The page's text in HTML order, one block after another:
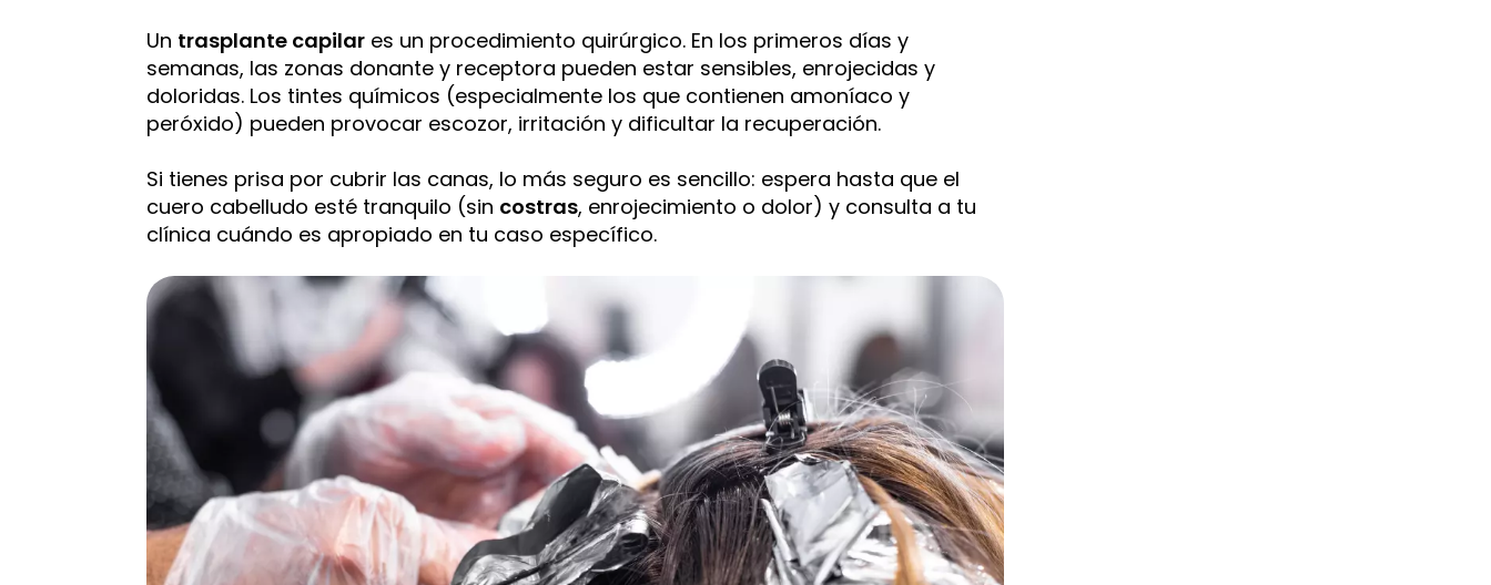
Un trasplante capilar es un procedimiento quirúrgico. En los primeros días y
semanas, las zonas donante y receptora pueden estar sensibles, enrojecidas y
doloridas. Los tintes químicos (especialmente los que contienen amoníaco y
peróxido) pueden provocar escozor, irritación y dificultar la recuperación.
Si tienes prisa por cubrir las canas, lo más seguro es sencillo: espera hasta que el
cuero cabelludo esté tranquilo (sin costras, enrojecimiento o dolor) y consulta a tu
clínica cuándo es apropiado en tu caso específico.